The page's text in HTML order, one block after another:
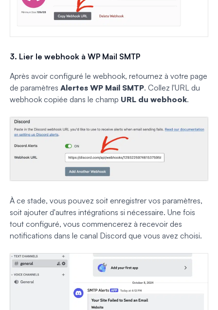
3. Lier le webhook à WP Mail SMTP
Après avoir configuré le webhook, retournez à votre page
de paramètres Alertes WP Mail SMTP. Collez l'URL du
webhook copiée dans le champ URL du webhook.
À ce stade, vous pouvez soit enregistrer vos paramètres,
soit ajouter d'autres intégrations si nécessaire. Une fois
tout configuré, vous commencerez à recevoir des
notifications dans le canal Discord que vous avez choisi.